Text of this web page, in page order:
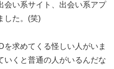
会い系サイト、出会い系アプ
した。(笑)
を求めてくる怪しい人がいま
いくと普通の人がいるんだな